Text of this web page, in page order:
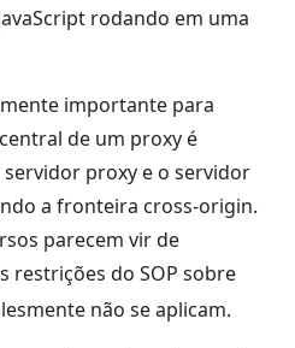
rodando em uma
importante para
de um proxy é
proxy e o servidor
a fronteira cross-origin.
parecem vir de
restrições do SOP sobre
não se aplicam.